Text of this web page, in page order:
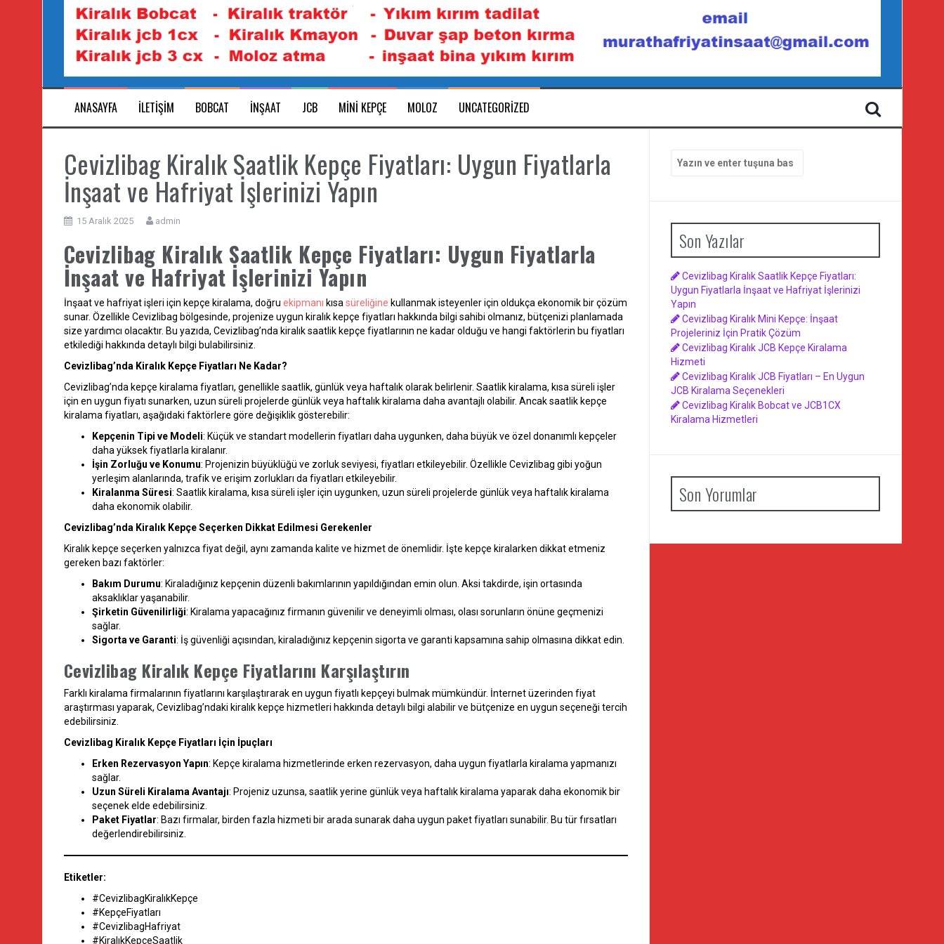
ANASAYFA ILETIŞIM BOBCAT INŞAAT JCB MINI KEPÇE MOLOZ UNCATEGORIZED
Cevizlibag Kiralık Saatlik Kepçe Fiyatları: Uygun Fiyatlarla
İnşaat ve Hafriyat İşlerinizi Yapın
15 Aralık 2025 admin
Cevizlibag Kiralık Saatlik Kepçe Fiyatları: Uygun Fiyatlarla
İnşaat ve Hafriyat İşlerinizi Yapın
İnşaat ve hafriyat işleri için kepçe kiralama, doğru ekipmanı kısa süreliğine kullanmak isteyenler için oldukça ekonomik bir çözüm
sunar. Özellikle Cevizlibag bölgesinde, projenize uygun kiralık kepçe fiyatları hakkında bilgi sahibi olmanız, bütçenizi planlamada
size yardımcı olacaktır. Bu yazıda, Cevizlibag’nda kiralık saatlik kepçe fiyatlarının ne kadar olduğu ve hangi faktörlerin bu fiyatları
etkilediği hakkında detaylı bilgi bulabilirsiniz.
Cevizlibag’nda Kiralık Kepçe Fiyatları Ne Kadar?
Cevizlibag’nda kepçe kiralama fiyatları, genellikle saatlik, günlük veya haftalık olarak belirlenir. Saatlik kiralama, kısa süreli işler
için en uygun fiyatı sunarken, uzun süreli projelerde günlük veya haftalık kiralama daha avantajlı olabilir. Ancak saatlik kepçe
kiralama fiyatları, aşağıdaki faktörlere göre değişiklik gösterebilir:
Kepçenin Tipi ve Modeli: Küçük ve standart modellerin fiyatları daha uygunken, daha büyük ve özel donanımlı kepçeler
daha yüksek fiyatlarla kiralanır.
İşin Zorluğu ve Konumu: Projenizin büyüklüğü ve zorluk seviyesi, fiyatları etkileyebilir. Özellikle Cevizlibag gibi yoğun
yerleşim alanlarında, trafik ve erişim zorlukları da fiyatları etkileyebilir.
Kiralanma Süresi: Saatlik kiralama, kısa süreli işler için uygunken, uzun süreli projelerde günlük veya haftalık kiralama
daha ekonomik olabilir.
Cevizlibag’nda Kiralık Kepçe Seçerken Dikkat Edilmesi Gerekenler
Kiralık kepçe seçerken yalnızca fiyat değil, aynı zamanda kalite ve hizmet de önemlidir. İşte kepçe kiralarken dikkat etmeniz
gereken bazı faktörler:
Bakım Durumu: Kiraladığınız kepçenin düzenli bakımlarının yapıldığından emin olun. Aksi takdirde, işin ortasında
aksaklıklar yaşanabilir.
Şirketin Güvenilirliği: Kiralama yapacağınız firmanın güvenilir ve deneyimli olması, olası sorunların önüne geçmenizi
sağlar.
Sigorta ve Garanti: İş güvenliği açısından, kiraladığınız kepçenin sigorta ve garanti kapsamına sahip olmasına dikkat edin.
Cevizlibag Kiralık Kepçe Fiyatlarını Karşılaştırın
Farklı kiralama firmalarının fiyatlarını karşılaştırarak en uygun fiyatlı kepçeyi bulmak mümkündür. İnternet üzerinden fiyat
araştırması yaparak, Cevizlibag’ndaki kiralık kepçe hizmetleri hakkında detaylı bilgi alabilir ve bütçenize en uygun seçeneği tercih
edebilirsiniz.
Cevizlibag Kiralık Kepçe Fiyatları İçin İpuçları
Erken Rezervasyon Yapın: Kepçe kiralama hizmetlerinde erken rezervasyon, daha uygun fiyatlarla kiralama yapmanızı
sağlar.
Uzun Süreli Kiralama Avantajı: Projeniz uzunsa, saatlik yerine günlük veya haftalık kiralama yaparak daha ekonomik bir
seçenek elde edebilirsiniz.
Paket Fiyatlar: Bazı firmalar, birden fazla hizmeti bir arada sunarak daha uygun paket fiyatları sunabilir. Bu tür fırsatları
değerlendirebilirsiniz.
Etiketler:
#CevizlibagKiralıkKepçe
#KepçeFiyatları
#CevizlibagHafriyat
#KiralıkKepçeSaatlik
yap:
Son Yazılar
Cevizlibag Kiralık Saatlik Kepçe Fiyatları:
Uygun Fiyatlarla İnşaat ve Hafriyat İşlerinizi
Yapın
Cevizlibag Kiralık Mini Kepçe: İnşaat
Projeleriniz İçin Pratik Çözüm
Cevizlibag Kiralık JCB Kepçe Kiralama
Hizmeti
Cevizlibag Kiralık JCB Fiyatları – En Uygun
JCB Kiralama Seçenekleri
Cevizlibag Kiralık Bobcat ve JCB1CX
Kiralama Hizmetleri
Son Yorumlar